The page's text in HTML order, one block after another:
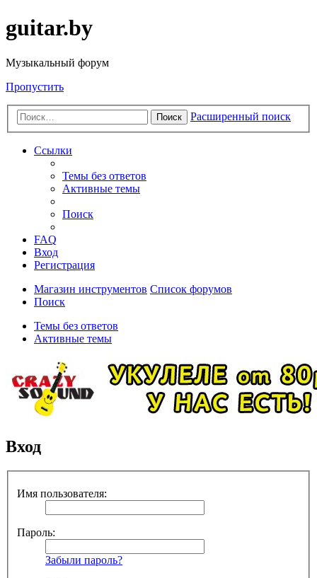
guitar.by
Музыкальный форум
Пропустить
Поиск Расширенный поиск
Ссылки
Темы без ответов
Активные темы
Поиск
FAQ
Вход
Регистрация
Магазин инструментов Список форумов
Поиск
Темы без ответов
Активные темы
Вход
Имя пользователя:
Пароль:
Забыли пароль?